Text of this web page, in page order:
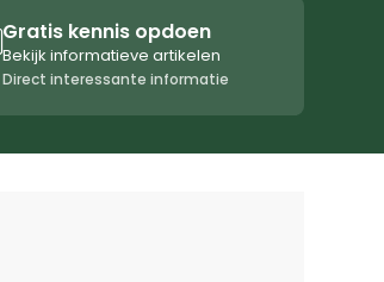
Gratis kennis opdoen
Bekijk informatieve artikelen
Direct interessante informatie